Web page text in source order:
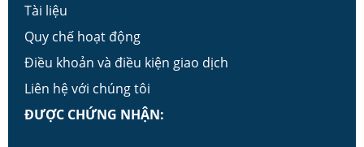
Tài liệu
Quy chế hoạt động
Điều khoản và điều kiện giao dịch
Liên hệ với chúng tôi
ĐƯỢC CHỨNG NHẬN: